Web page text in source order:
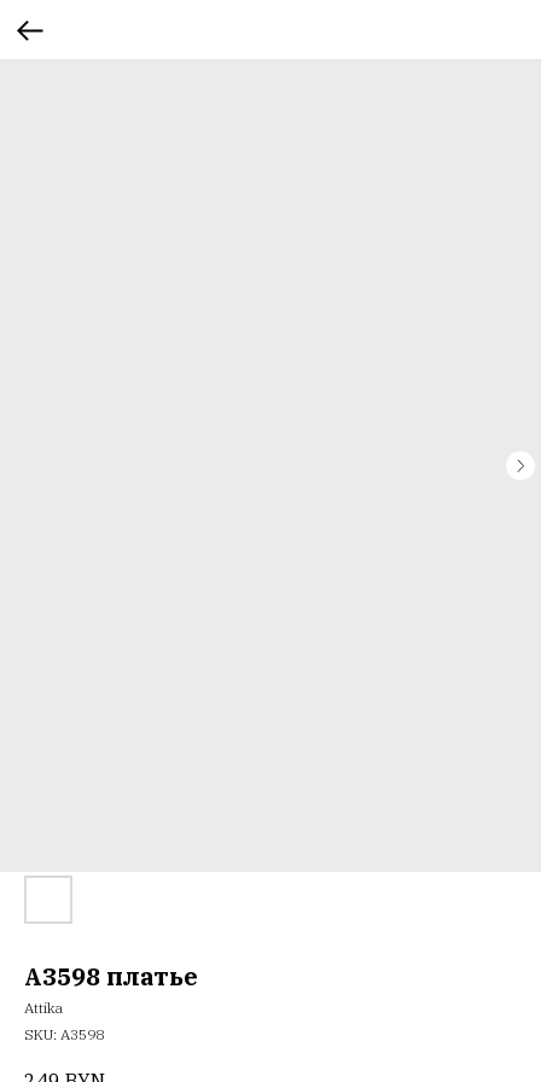
A3598 платье
Attika
SKU: А3598